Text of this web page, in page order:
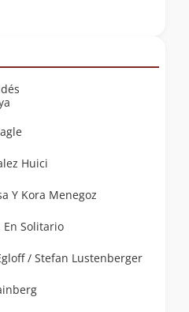
Huici
Y Kora Menegoz
En Solitario
/ Stefan Lustenberger